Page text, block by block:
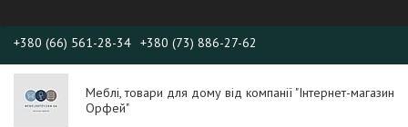
+380 (66) 561-28-34 +380 (73) 886-27-62
Меблі, товари для дому від компанії "Інтернет-магазин
Орфей"